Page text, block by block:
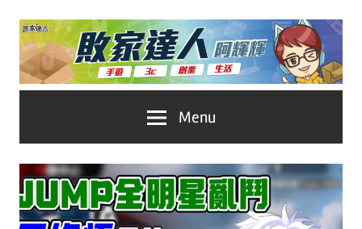
Skip
content
家
達
No.1
遊
戲
科
Menu